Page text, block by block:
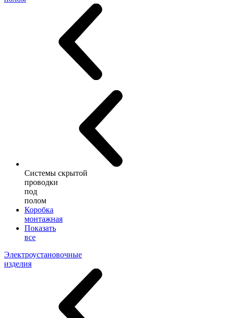
Системы скрытой
проводки
под
полом
Коробка
монтажная
Показать
все
Электроустановочные
изделия